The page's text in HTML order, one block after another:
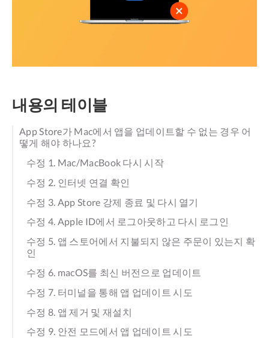
내용의 테이블
App Store가 Mac에서 앱을 업데이트할 수 없는 경우 어
떻게 해야 하나요?
수정 1. Mac/MacBook 다시 시작
수정 2. 인터넷 연결 확인
수정 3. App Store 강제 종료 및 다시 열기
수정 4. Apple ID에서 로그아웃하고 다시 로그인
수정 5. 앱 스토어에서 지불되지 않은 주문이 있는지 확
인
수정 6. macOS를 최신 버전으로 업데이트
수정 7. 터미널을 통해 앱 업데이트 시도
수정 8. 앱 제거 및 재설치
수정 9. 안전 모드에서 앱 업데이트 시도